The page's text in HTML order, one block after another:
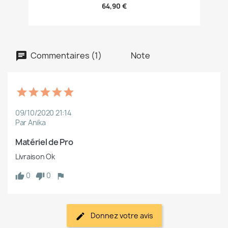
64,90 €
Commentaires (1) Note
09/10/2020 21:14
Par Anika
Matériel de Pro
Livraison Ok
0
0
Donnez votre avis